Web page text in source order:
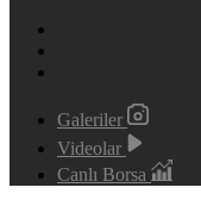
Galeriler
Videolar
Canlı Borsa